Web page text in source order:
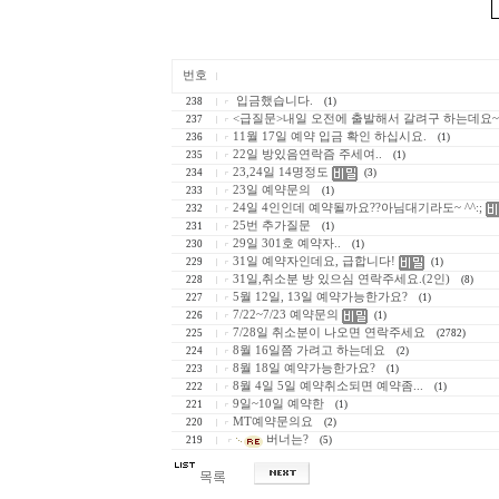
번호
238 입금했습니다. (1)
237
<급질문>내일 오전에 출발해서 갈려구 하는데요~
236
11월 17일 예약 입금 확인 하십시요. (1)
235
22일 방있음연락즘 주세여.. (1)
234
23,24일 14명정도 (3)
233
23일 예약문의 (1)
232
24일 4인인데 예약될까요??아님대기라도~ ^^:;
231
25번 추가질문 (1)
230
29일 301호 예약자.. (1)
229
31일 예약자인데요, 급합니다! (1)
228
31일,취소분 방 있으심 연락주세요.(2인) (8)
227
5월 12일, 13일 예약가능한가요? (1)
226
7/22~7/23 예약문의 (1)
225
7/28일 취소분이 나오면 연락주세요 (2782)
224
8월 16일쯤 가려고 하는데요 (2)
223
8월 18일 예약가능한가요? (1)
222
8월 4일 5일 예약취소되면 예약좀... (1)
221
9일~10일 예약한 (1)
220
MT예약문의요 (2)
219
버너는? (5)